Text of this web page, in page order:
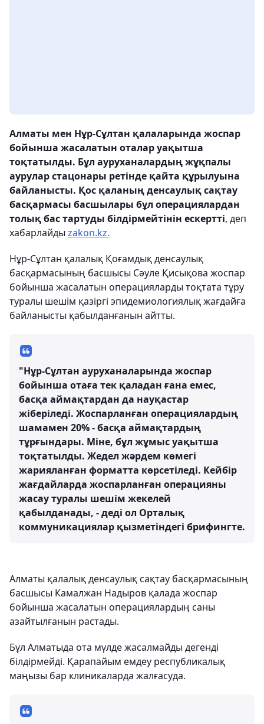
Алматы мен Нұр-Сұлтан қалаларында жоспар
бойынша жасалатын оталар уақытша
тоқтатылды. Бұл ауруханалардың жұқпалы
аурулар стацонары ретінде қайта құрылуына
байланысты. Қос қаланың денсаулық сақтау
басқармасы басшылары бұл операциялардан
толық бас тартуды білдірмейтінін ескертті, деп
хабарлайды zakon.kz.
Нұр-Сұлтан қалалық Қоғамдық денсаулық
басқармасының басшысы Сәуле Қисықова жоспар
бойынша жасалатын операцияларды тоқтата тұру
туралы шешім қазіргі эпидемиологиялық жағдайға
байланысты қабылданғанын айтты.
"Нұр-Сұлтан ауруханаларында жоспар
бойынша отаға тек қаладан ғана емес,
басқа аймақтардан да науқастар
жіберіледі. Жоспарланған операциялардың
шамамен 20% - басқа аймақтардың
тұрғындары. Міне, бұл жұмыс уақытша
тоқтатылды. Жедел жәрдем көмегі
жарияланған форматта көрсетіледі. Кейбір
жағдайларда жоспарланған операцияны
жасау туралы шешім жекелей
қабылданады, - деді ол Орталық
коммуникациялар қызметіндегі брифингте.
Алматы қалалық денсаулық сақтау басқармасының
басшысы Камалжан Надыров қалада жоспар
бойынша жасалатын операциялардың саны
азайтылғанын растады.
Бұл Алматыда ота мүлде жасалмайды дегенді
білдірмейді. Қарапайым емдеу республикалық
маңызы бар клиникаларда жалғасуда.